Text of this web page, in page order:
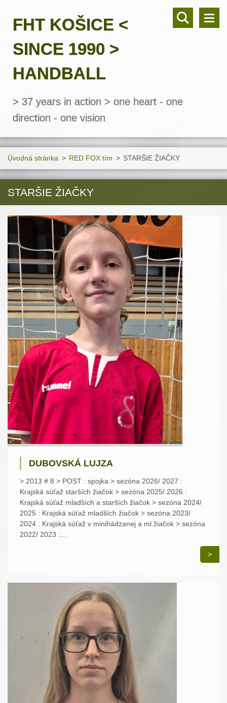
FHT KOŠICE <
SINCE 1990 >
HANDBALL
> 37 years in action > one heart - one
direction - one vision
Úvodná stránka > RED FOX tím > STARŠIE ŽIAČKY
STARŠIE ŽIAČKY
DUBOVSKÁ LUJZA
> 2013 # 8 > POST : spojka > sezóna 2026/ 2027 :
Krajská súťaž starších žiačok > sezóna 2025/ 2026 :
Krajská súťaž mladších a starších žiačok > sezóna 2024/
2025 : Krajská súťaž mladších žiačok > sezóna 2023/
2024 : Krajská súťaž v minihádzanej a ml.žiačok > sezóna
2022/ 2023 :...
>